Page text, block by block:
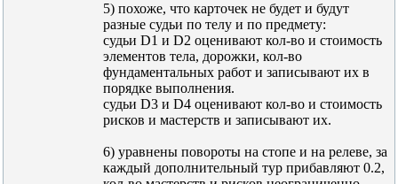
5) похоже, что карточек не будет и будут
разные судьи по телу и по предмету:
судьи D1 и D2 оценивают кол-во и стоимость
элементов тела, дорожки, кол-во
фундаментальных работ и записывают их в
порядке выполнения.
судьи D3 и D4 оценивают кол-во и стоимость
рисков и мастерств и записывают их.
6) уравнены повороты на стопе и на релеве, за
каждый дополнительный тур прибавляют 0.2,